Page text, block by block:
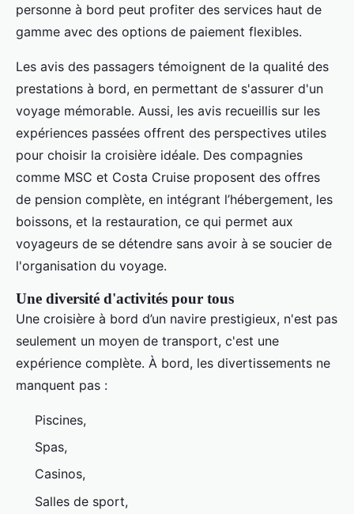
personne à bord peut profiter des services haut de
gamme avec des options de paiement flexibles.
Les avis des passagers témoignent de la qualité des
prestations à bord, en permettant de s'assurer d'un
voyage mémorable. Aussi, les avis recueillis sur les
expériences passées offrent des perspectives utiles
pour choisir la croisière idéale. Des compagnies
comme MSC et Costa Cruise proposent des offres
de pension complète, en intégrant l’hébergement, les
boissons, et la restauration, ce qui permet aux
voyageurs de se détendre sans avoir à se soucier de
l'organisation du voyage.
Une diversité d'activités pour tous
Une croisière à bord d’un navire prestigieux, n'est pas
seulement un moyen de transport, c'est une
expérience complète. À bord, les divertissements ne
manquent pas :
Piscines,
Spas,
Casinos,
Salles de sport,